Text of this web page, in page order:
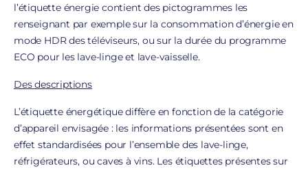
l’étiquette énergie contient des pictogrammes les
renseignant par exemple sur la consommation d’énergie en
mode HDR des téléviseurs, ou sur la durée du programme
ECO pour les lave-linge et lave-vaisselle.
Des descriptions
L’étiquette énergétique diffère en fonction de la catégorie
d’appareil envisagée : les informations présentées sont en
effet standardisées pour l’ensemble des lave-linge,
réfrigérateurs, ou caves à vins. Les étiquettes présentes sur